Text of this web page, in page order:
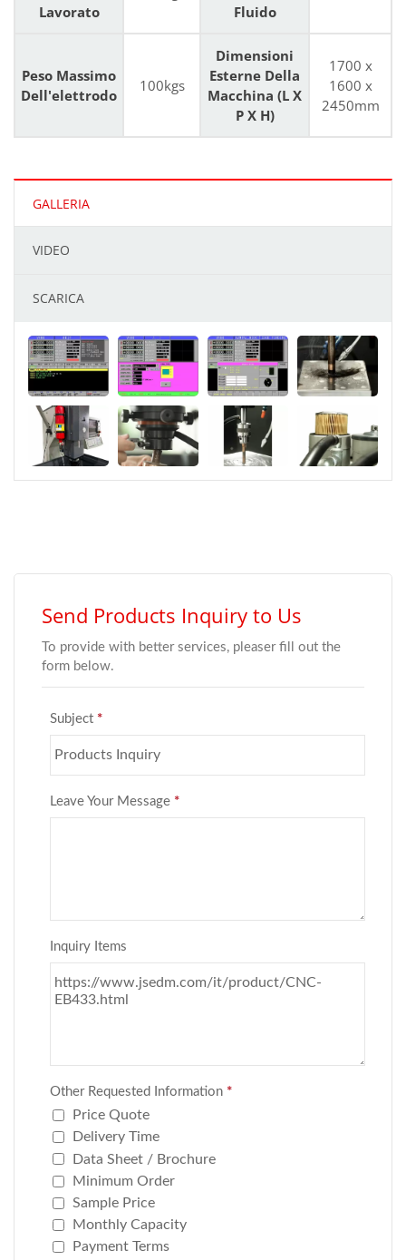
Lavorato
Fluido
Peso Massimo
Dell'elettrodo
100kgs
Dimensioni
Esterne Della
Macchina (L X
P X H)
1700 x
1600 x
2450mm
GALLERIA
VIDEO
SCARICA